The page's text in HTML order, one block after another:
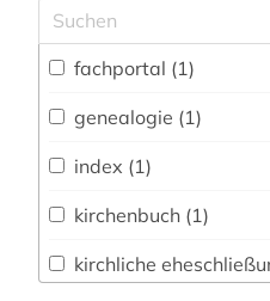
fachportal (1)
genealogie (1)
index (1)
kirchenbuch (1)